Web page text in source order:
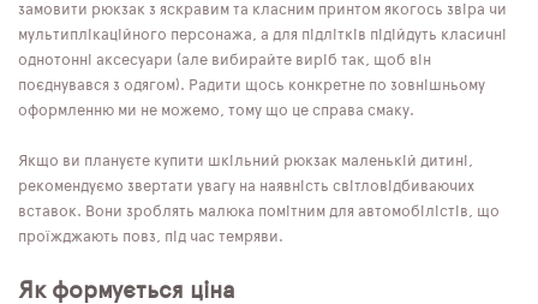
замовити рюкзак з яскравим та класним принтом якогось звіра чи
мультиплікаційного персонажа, а для підлітків підійдуть класичні
однотонні аксесуари (але вибирайте виріб так, щоб він
поєднувався з одягом). Радити щось конкретне по зовнішньому
оформленню ми не можемо, тому що це справа смаку.
Якщо ви плануєте купити шкільний рюкзак маленькій дитині,
рекомендуємо звертати увагу на наявність світловідбиваючих
вставок. Вони зроблять малюка помітним для автомобілістів, що
проїжджають повз, під час темряви.
Як формується ціна